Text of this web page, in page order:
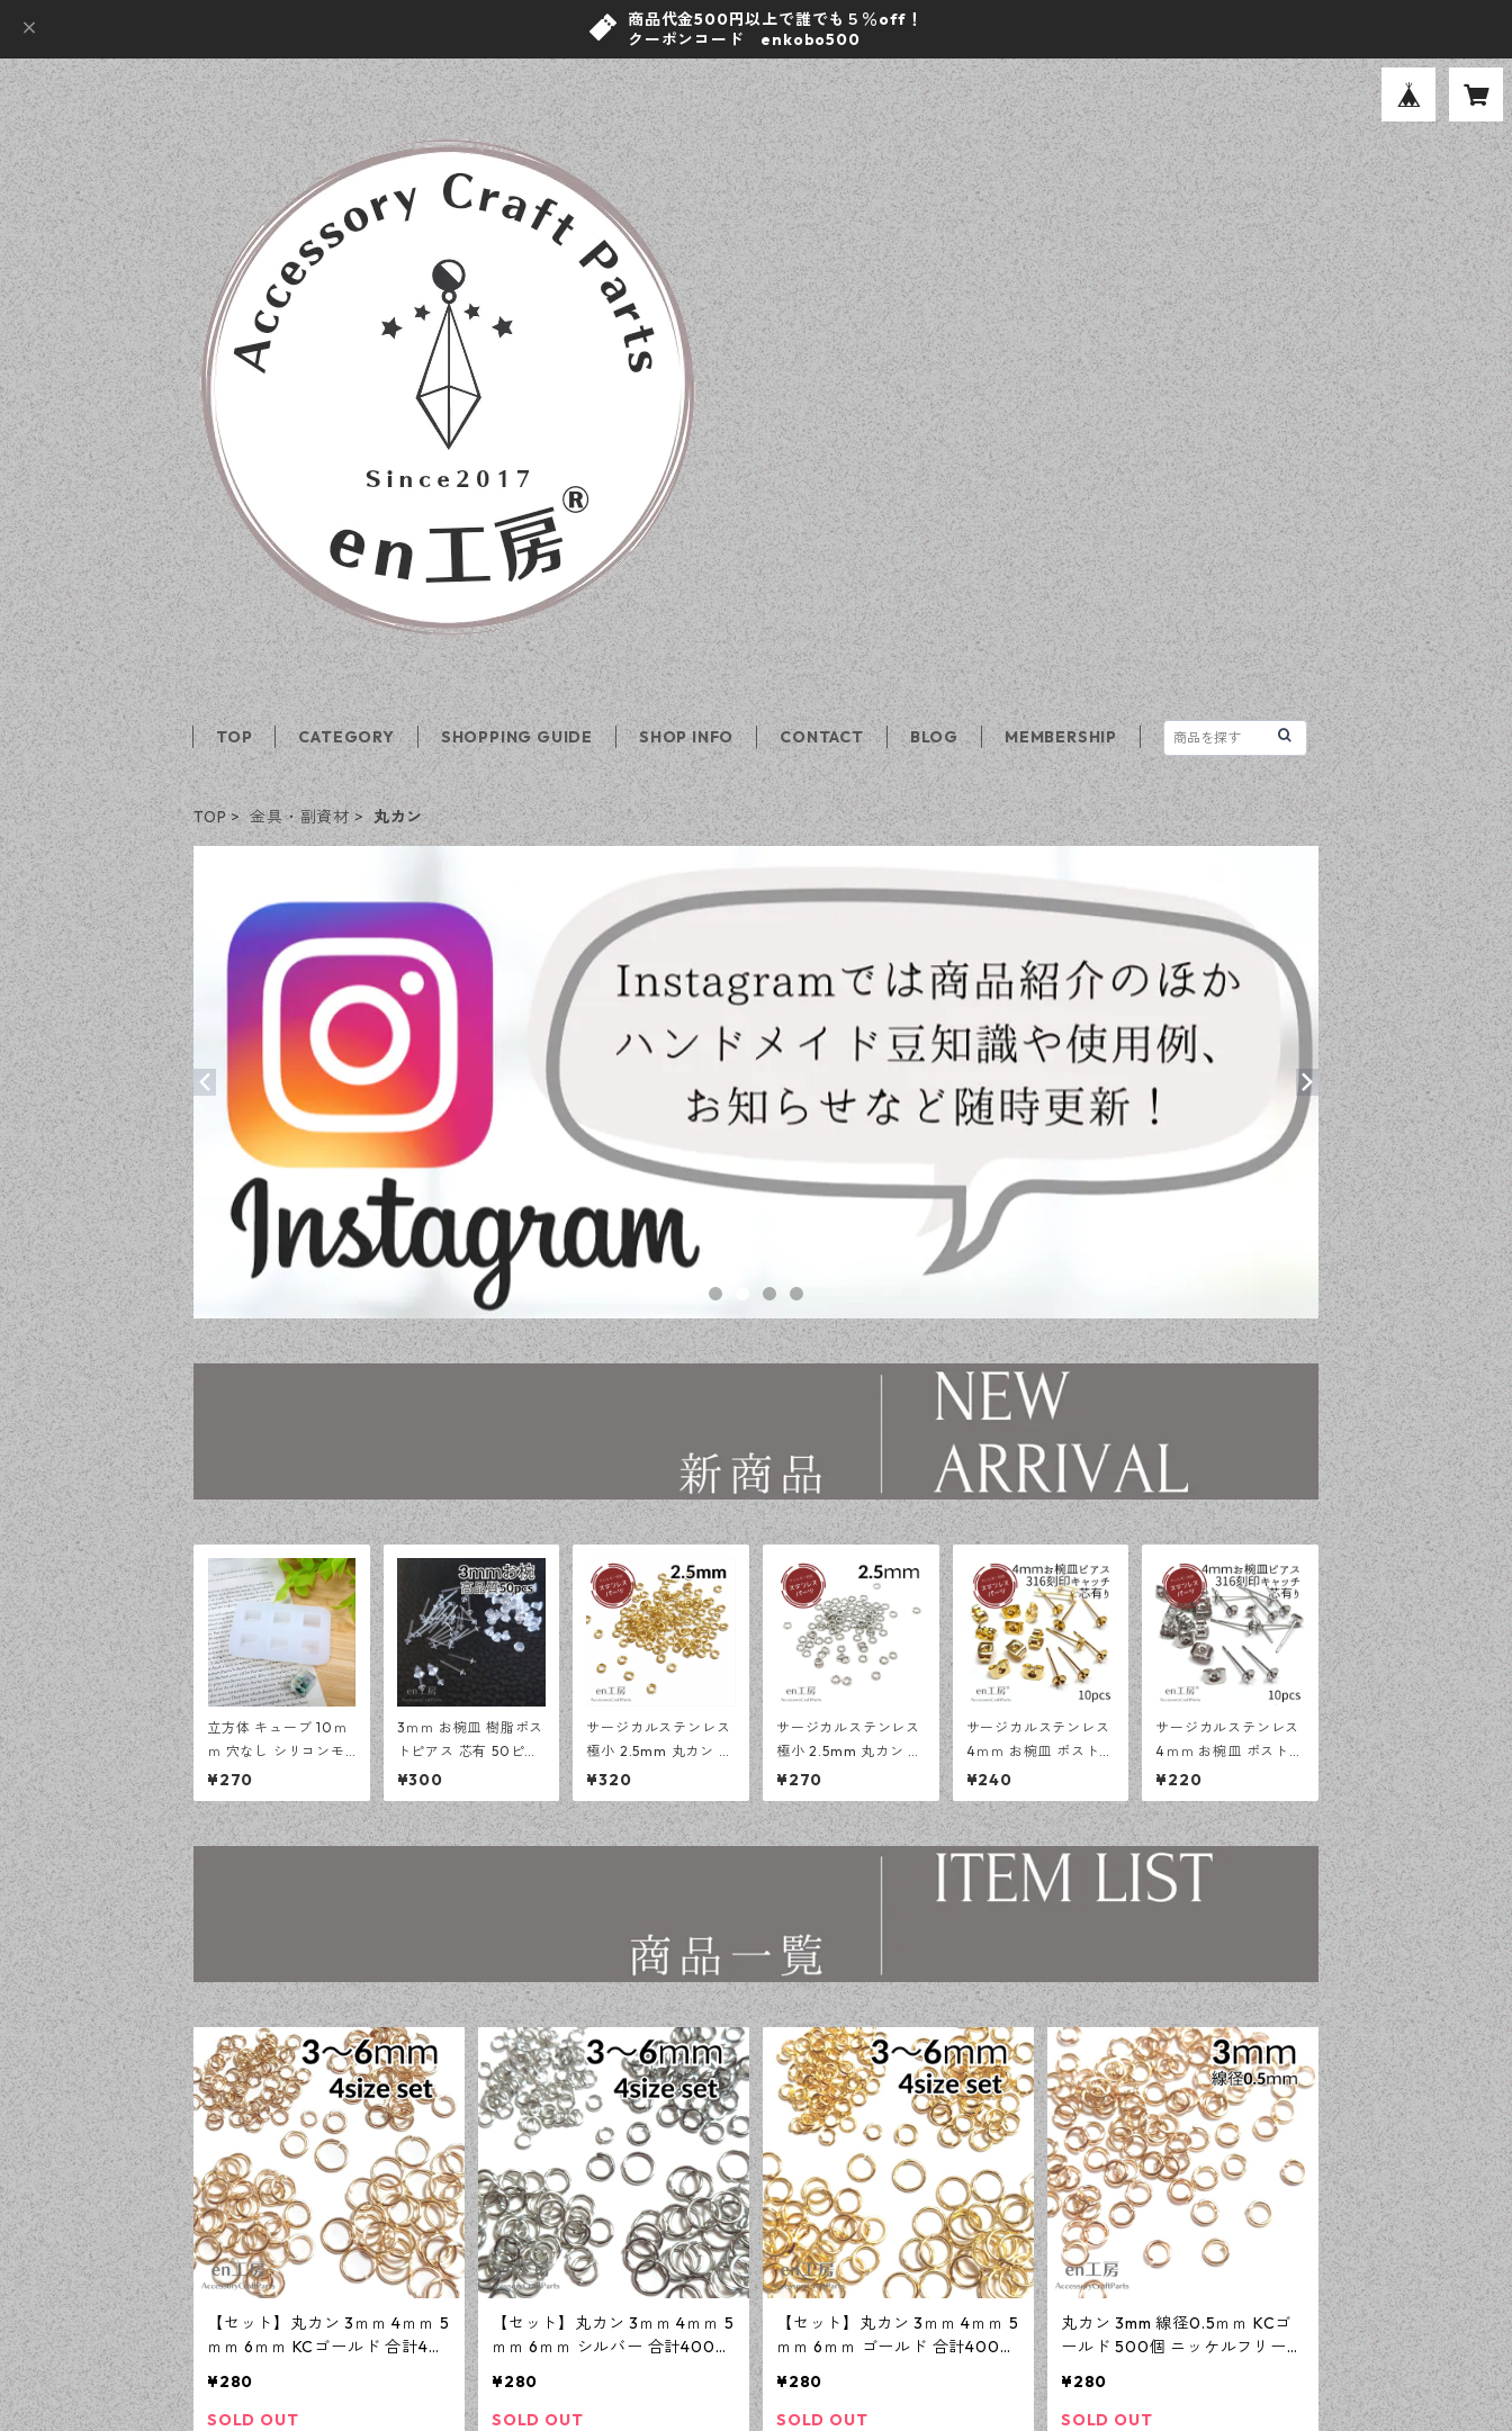
商品代金500円以上で誰でも５％off！
クーポンコード enkobo500
TOP CATEGORY SHOPPING GUIDE SHOP INFO CONTACT BLOG MEMBERSHIP
TOP 金具・副資材 丸カン
立方体 キューブ 10ｍ
ｍ 穴なし シリコンモ
ールド 立体 モールド
レジン型 アクセサリー
資材【en工房】
¥270
3ｍｍ お椀皿 樹脂ポス
トピアス 芯有 50ピー
ス キャッチセット ア
レルギー対応 ピアス
ハンドメイド資材 【e
n工房】
¥300
サージカルステンレス
極小 2.5mm 丸カン ゴ
ールド100個 アレルギ
ー対応 基礎パーツ ハ
ンドメイド資材 【en
工房】
¥320
サージカルステンレス
極小 2.5mm 丸カン シ
ルバー 100個 アレル
ギー対応 基礎パーツ
ハンドメイド資材 【e
n工房】
¥270
サージカルステンレス
4ｍｍ お椀皿 ポストピ
アス 芯有 ゴールド 10
ピース 316刻印キャッ
チセット アレルギー対
応 ピアス ハンドメイ
ド資材 【en工房】
¥240
サージカルステンレス
4ｍｍ お椀皿 ポストピ
アス 芯有 シルバー 10
ピース 316刻印キャッ
チセット アレルギー対
応 ピアス ハンドメイ
ド資材 【en工房】
¥220
【セット】丸カン 3ｍｍ 4ｍｍ 5
ｍｍ 6ｍｍ KCゴールド 合計40
アクセサリーパーツ 【en工房】
¥280
SOLD OUT
【セット】丸カン 3ｍｍ 4ｍｍ 5
ｍｍ 6ｍｍ シルバー 合計400個
セサリーパーツ 【en工房】
¥280
SOLD OUT
【セット】丸カン 3ｍｍ 4ｍｍ 5
ｍｍ 6ｍｍ ゴールド 合計400個
セサリーパーツ 【en工房】
¥280
SOLD OUT
丸カン 3mm 線径0.5ｍｍ KCゴ
ールド 500個 ニッケルフリー
【en工房】
¥280
SOLD OUT